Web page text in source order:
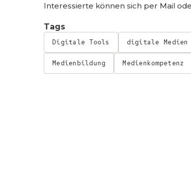
Interessierte können sich per Mail
Tags
Digitale Tools digitale Medien
Medienbildung Medienkompetenz